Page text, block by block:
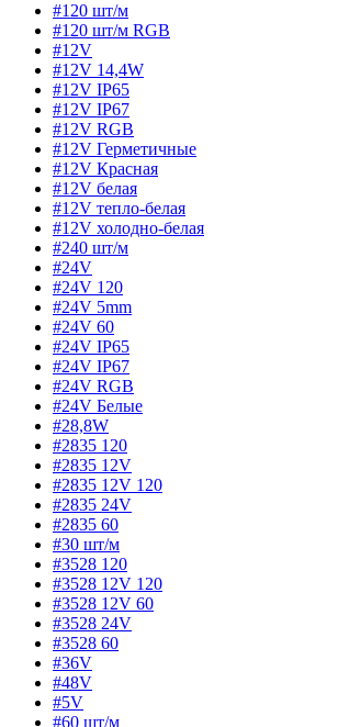
#120 шт/м
#120 шт/м RGB
#12V
#12V 14,4W
#12V IP65
#12V IP67
#12V RGB
#12V Герметичные
#12V Красная
#12V белая
#12V тепло-белая
#12V холодно-белая
#240 шт/м
#24V
#24V 120
#24V 5mm
#24V 60
#24V IP65
#24V IP67
#24V RGB
#24V Белые
#28,8W
#2835 120
#2835 12V
#2835 12V 120
#2835 24V
#2835 60
#30 шт/м
#3528 120
#3528 12V 120
#3528 12V 60
#3528 24V
#3528 60
#36V
#48V
#5V
#60 шт/м